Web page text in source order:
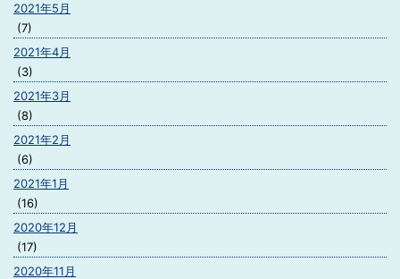
2021年5月
(7)
2021年4月
(3)
2021年3月
(8)
2021年2月
(6)
2021年1月
(16)
2020年12月
(17)
2020年11月